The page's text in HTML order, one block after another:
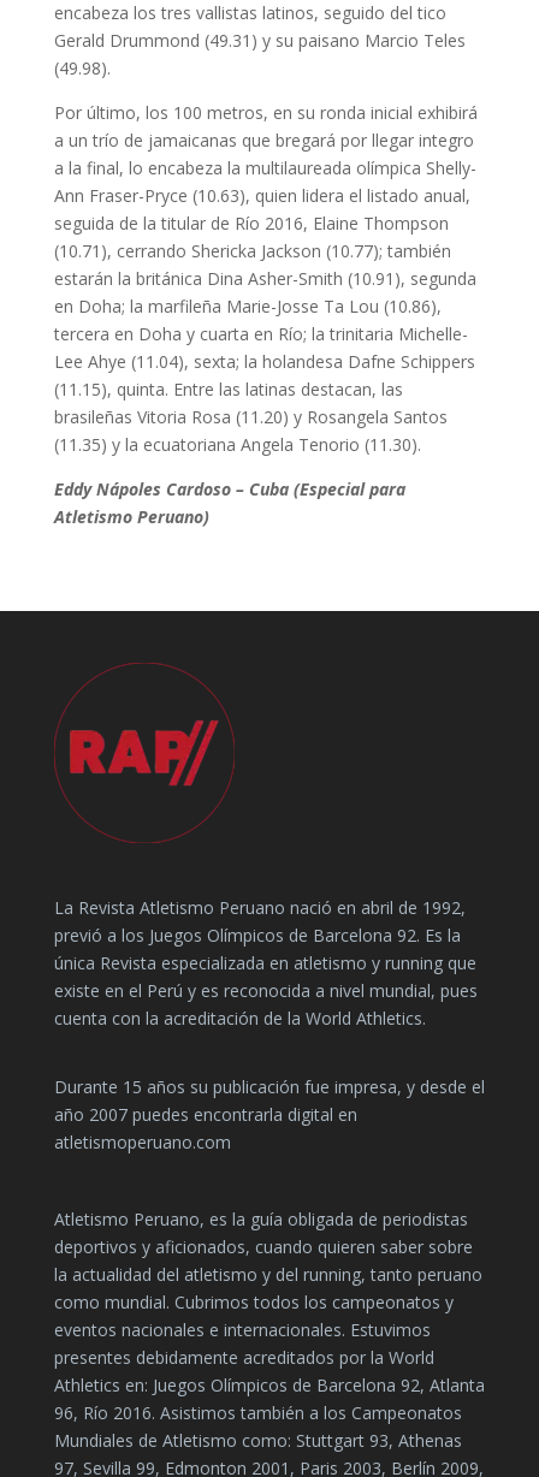
encabeza los tres vallistas latinos, seguido del tico
Gerald Drummond (49.31) y su paisano Marcio Teles
(49.98).
Por último, los 100 metros, en su ronda inicial exhibirá
a un trío de jamaicanas que bregará por llegar integro
a la final, lo encabeza la multilaureada olímpica Shelly-
Ann Fraser-Pryce (10.63), quien lidera el listado anual,
seguida de la titular de Río 2016, Elaine Thompson
(10.71), cerrando Shericka Jackson (10.77); también
estarán la británica Dina Asher-Smith (10.91), segunda
en Doha; la marfileña Marie-Josse Ta Lou (10.86),
tercera en Doha y cuarta en Río; la trinitaria Michelle-
Lee Ahye (11.04), sexta; la holandesa Dafne Schippers
(11.15), quinta. Entre las latinas destacan, las
brasileñas Vitoria Rosa (11.20) y Rosangela Santos
(11.35) y la ecuatoriana Angela Tenorio (11.30).
Eddy Nápoles Cardoso – Cuba (Especial para
Atletismo Peruano)
La Revista Atletismo Peruano nació en abril de 1992,
previó a los Juegos Olímpicos de Barcelona 92. Es la
única Revista especializada en atletismo y running que
existe en el Perú y es reconocida a nivel mundial, pues
cuenta con la acreditación de la World Athletics.
Durante 15 años su publicación fue impresa, y desde el
año 2007 puedes encontrarla digital en
atletismoperuano.com
Atletismo Peruano, es la guía obligada de periodistas
deportivos y aficionados, cuando quieren saber sobre
la actualidad del atletismo y del running, tanto peruano
como mundial. Cubrimos todos los campeonatos y
eventos nacionales e internacionales. Estuvimos
presentes debidamente acreditados por la World
Athletics en: Juegos Olímpicos de Barcelona 92, Atlanta
96, Río 2016. Asistimos también a los Campeonatos
Mundiales de Atletismo como: Stuttgart 93, Athenas
97, Sevilla 99, Edmonton 2001, Paris 2003, Berlín 2009,